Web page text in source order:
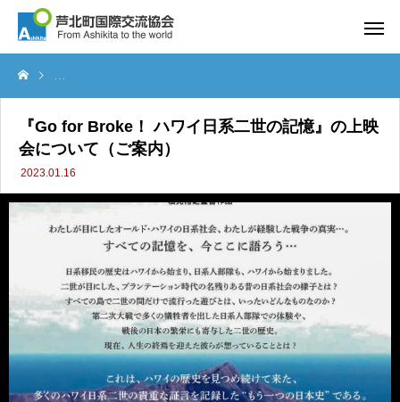
『Go for Broke！ ハワイ日系二世の記憶』の上映会について（ご案内）
『Go for Broke！ ハワイ日系二世の記憶』の上映
会について（ご案内）
2023.01.16